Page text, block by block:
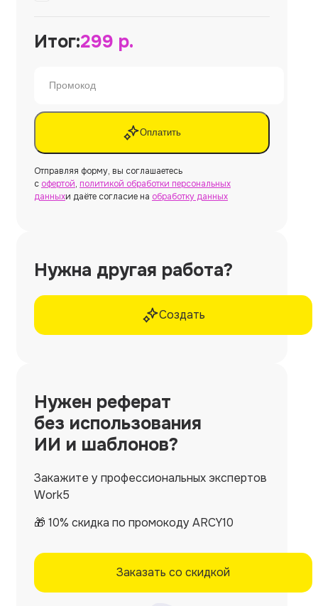
Итог:299 р.
Оплатить
Отправляя форму, вы соглашаетесь
с офертой, политикой обработки персональных
данныхи даёте согласие на обработку данных
Нужна другая работа?
Создать
Нужен реферат
без использования
ИИ и шаблонов?
Закажите у профессиональных экспертов
Work5
🎁 10% скидка по промокоду ARCY10
Заказать со скидкой